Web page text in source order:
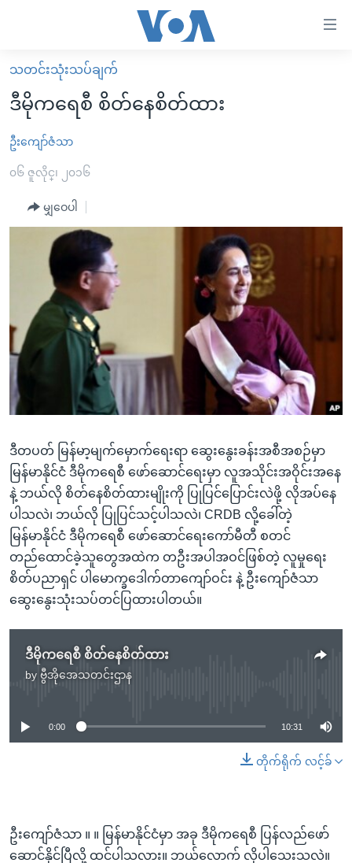
လွယ်ကူ
စေ
Link
များ
အကြောင်းအရာ
ပင်မ
အ
ညွန်း
စာမျက်နှာ
ကျော်
ကြည့်
ရန်
ရှာဖွေ
ရန်
နေရာ
သို့
မူလစာမျက်နှာ
မြန်မာ
ကမ္ဘာ့သတင်းများ
နိုင်ငံတကာ
တရုတ်
အစ္စရေး-ပါလက်စတိုင်း
ဗွီဒီယို
ရပ်ဝန်းတခု လမ်းတခု အလွန်
အင်္ဂလိပ်စာလေ့လာမယ်
အမေရိကန်သုံးအီဒီယံ
မကြေးမုံရဲ့ အင်္ဂလိပ်စာ
ရုပ်ရှင်ထဲက အင်္ဂလိပ်စာ
သုတပဒေသာ အင်္ဂလိပ်စာ
အပတ်စဉ်ကဏ္ဍများ
ရေဒီယို
တီဗွီ
ရေဒီယိုနှင့်ရုပ်သံ အချက်အလက်များ
ရေဒီယို/တီဗွီအစီအစဉ်
Learning English
ဘာသာစကားများ
သတင်းသုံးသပ်ချက်
ဒီမိုကရေစီ စိတ်နေစိတ်ထား
ဦးကျော်ဇံသာ
၀၆ ဇူလိုင္၊ ၂၀၁၆
မျှဝေပါ
ဒီတပတ် မြန်မာ့မျက်မှောက်ရေးရာ ဆွေးနွေးခန်းအစီအစဉ်မှာ
မြန်မာနိုင်ငံ ဒီမိုကရေစီ ဖော်ဆောင်ရေးမှာ လူအသိုင်းအဝိုင်းအနေ
နဲ့ ဘယ်လို စိတ်နေစိတ်ထားမျိုးကို ပြုပြင်ပြောင်းလဲဖို့ လိုအပ်နေ
ပါသလဲ၊ ဘယ်လို ပြုပြင်သင့်ပါသလဲ၊ CRDB လို့ခေါ်တဲ့
မြန်မာနိုင်ငံ ဒီမိုကရေစီ ဖော်ဆောင်ရေးကော်မီတီ စတင်
တည်ထောင်ခဲ့သူတွေအထဲက တဦးအပါအဝင်ဖြစ်တဲ့ လူမှုရေး
စိတ်ပညာရှင် ပါမောက္ခဒေါက်တာကျော်ဝင်း နဲ့ ဦးကျော်ဇံသာ
ဆွေးနွေးသုံးသပ်တင်ပြထားပါတယ်။
ဒီမိုကရေစီ စိတ်နေစိတ်ထား
by ဗွီအိုအေသတင်းဌာန
No media source currently available
0:00 10:31
တိုက်ရိုက် လင့်ခ်
ဦးကျော်ဇံသာ ။ ။ မြန်မာနိုင်ငံမှာ အခု ဒီမိုကရေစီ ပြန်လည်ဖော်
ဆောင်နိုင်ပြီလို့ ထင်ပါသလား။ ဘယ်လောက် လိုပါသေးသလဲ။